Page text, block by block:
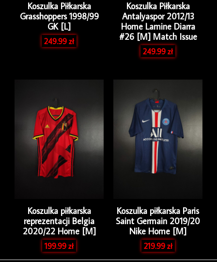
Koszulka Piłkarska
Grasshoppers 1998/99
GK [L]
249.99zł
Koszulka Piłkarska
Antalyaspor 2012/13
Home Lamine Diarra
#26 [M] Match Issue
249.99zł
Koszulka piłkarska
reprezentacji Belgia
2020/22 Home [M]
199.99zł
Koszulka piłkarska Paris
Saint Germain 2019/20
Nike Home [M]
219.99zł